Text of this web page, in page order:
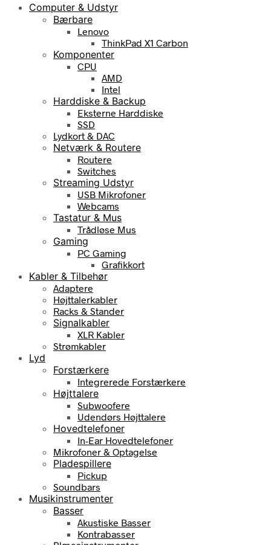
Computer & Udstyr
Bærbare
Lenovo
ThinkPad X1 Carbon
Komponenter
CPU
AMD
Intel
Harddiske & Backup
Eksterne Harddiske
SSD
Lydkort & DAC
Netværk & Routere
Routere
Switches
Streaming Udstyr
USB Mikrofoner
Webcams
Tastatur & Mus
Trådløse Mus
Gaming
PC Gaming
Grafikkort
Kabler & Tilbehør
Adaptere
Højttalerkabler
Racks & Stander
Signalkabler
XLR Kabler
Strømkabler
Lyd
Forstærkere
Integrerede Forstærkere
Højttalere
Subwoofere
Udendørs Højttalere
Hovedtelefoner
In-Ear Hovedtelefoner
Mikrofoner & Optagelse
Pladespillere
Pickup
Soundbars
Musikinstrumenter
Basser
Akustiske Basser
Kontrabasser